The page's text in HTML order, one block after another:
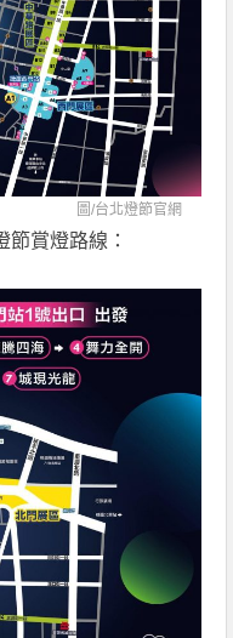
圖/台北燈節官網
賞燈路線：